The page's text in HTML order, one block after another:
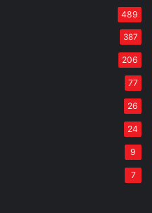
489
387
206
77
26
24
9
7